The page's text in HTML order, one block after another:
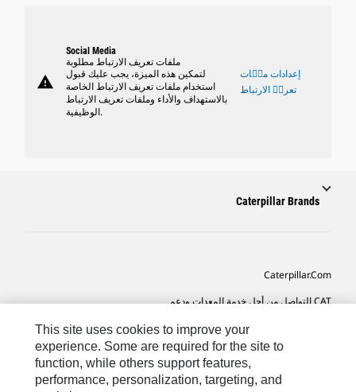
warning
Social Media
ملفات تعريف الارتباط مطلوبة
لتمكين هذه الميزة، يجب عليك قبول
استخدام ملفات تعريف الارتباط الخاصة
بالاستهداف والأداء وملفات تعريف الارتباط
الوظيفية.
إعدادات ملٝات
تعريٝ الارتباط
Caterpillar Brands
Caterpillar.com
CAT التواصل من أجل خدمة المعدات ودعم
تفضيلات التسويق الخاصة بي
خريطة الموقع
Cookie Settings
This site uses cookies to improve your
experience. Some are required for the site to
function, while others support features,
performance, personalization, targeting, and